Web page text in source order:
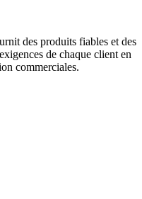
des produits fiables et des
de chaque client en
commerciales.